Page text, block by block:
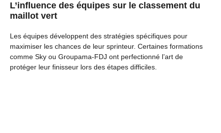
L’influence des équipes sur le classement du
maillot vert
Les équipes développent des stratégies spécifiques pour
maximiser les chances de leur sprinteur. Certaines formations
comme Sky ou Groupama-FDJ ont perfectionné l’art de
protéger leur finisseur lors des étapes difficiles.